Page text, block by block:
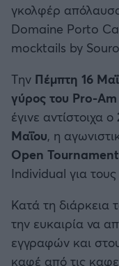
γκολφέρ
Domaine Porto
mocktails by
Tην Πέμπτη 16
γύρος του Pro-Am
έγινε αντίστοιχα ο
Μαΐου, η
Open Tournament
Individual για τους
Κατά τη διάρκεια
την ευκαιρία να
εγγραφών και
καφέ από τις